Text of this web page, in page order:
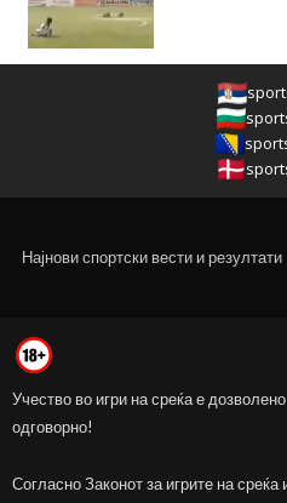
Најнови спортски вести и резултати
Учество во игри на среќа е
одговорно!
Согласно Законот за игрите на среќа